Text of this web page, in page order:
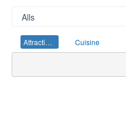
Attractions Cuisine